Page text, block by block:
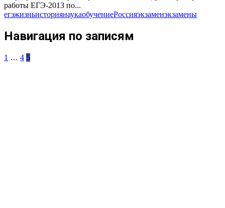
работы ЕГЭ-2013 по...
егэжизньисториянаукаобучениеРоссияэкзаменэкзамены
Навигация по записям
1 … 4 5